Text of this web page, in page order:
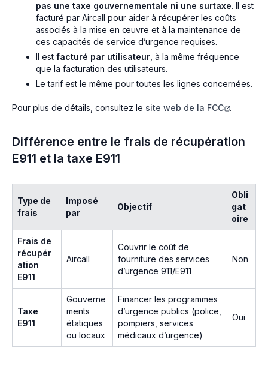
pas une taxe gouvernementale ni une surtaxe. Il est
facturé par Aircall pour aider à récupérer les coûts
associés à la mise en œuvre et à la maintenance de
ces capacités de service d’urgence requises.
Il est facturé par utilisateur , à la même fréquence
que la facturation des utilisateurs.
Le tarif est le même pour toutes les lignes concernées.
Pour plus de détails, consultez le site web de la FCC .
Différence entre le frais de récupération
E911 et la taxe E911
Type de
frais
Imposé
par
Objectif
Obli
gat
oire
Frais de
récupér
ation
E911
Aircall
Couvrir le coût de
fourniture des services
d’urgence 911/E911
Non
Taxe
E911
Gouverne
ments
étatiques
ou locaux
Financer les programmes
d’urgence publics (police,
pompiers, services
médicaux d’urgence)
Oui